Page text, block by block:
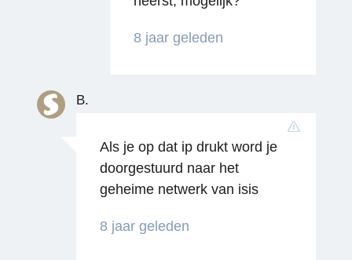
8 jaar geleden
B.
Als je op dat ip drukt word je
doorgestuurd naar het
geheime netwerk van isis
8 jaar geleden